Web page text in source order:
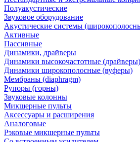
Полуакустические
Звуковое оборудование
Акустические системы
Активные
Пассивные
Динамики, драйверы
Динамики высокочастотные (драйверы)
Динамики широкополосные (вуферы)
Мембраны (diaphragm)
Рупоры (горны)
Звуковые колонны
Микшерные пульты
Аксессуары и расширения
Аналоговые
Рэковые микшерные пульты